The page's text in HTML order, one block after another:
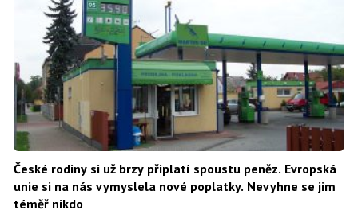
České rodiny si už brzy připlatí spoustu peněz. Evropská
unie si na nás vymyslela nové poplatky. Nevyhne se jim
téměř nikdo